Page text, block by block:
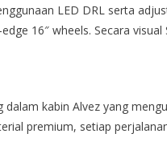
LED DRL serta
16″ wheels. Secara
kabin Alvez yang
premium, setiap